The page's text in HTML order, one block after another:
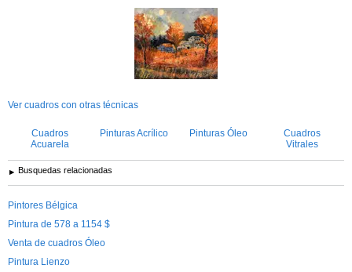
Ver cuadros con otras técnicas
Cuadros
Acuarela
Pinturas Acrílico Pinturas Óleo
Cuadros
Vitrales
Busquedas relacionadas
Pintores Bélgica
Pintura de 578 a 1154 $
Venta de cuadros Óleo
Pintura Lienzo